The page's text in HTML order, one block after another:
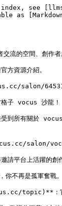
index, see
as
流的空間、創作
方資源介紹。
子 vocus 沙龍！
到所有關於
salon/
平台上活躍的創
你不再是孤軍奮戰。
topic)**：官